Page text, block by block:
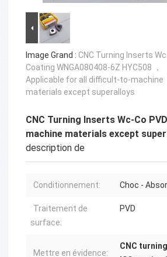
Image Grand : CNC Turning Inserts
Coating WNGA080408-6Z HYC508 ，
Applicable for all difficult-to-machine
materials except superalloys
CNC Turning Inserts Wc-Co
machine materials except
description de
Conditionnement: Choc -
Traitement de
surface:
PVD
Mettre en évidence:
CNC